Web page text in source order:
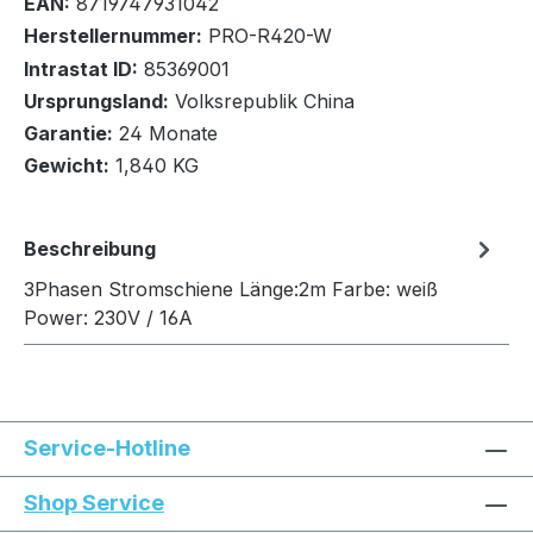
DHL Versand Überlänge bis 2m
In den Warenkorb
Herstellernummer: PRO-R420-W
Intrastat ID: 85369001
Ursprungsland: Volksrepublik China
Garantie: 24 Monate
Gewicht: 1,840 KG
Beschreibung
3Phasen Stromschiene Länge:2m Farbe: weiß
Power: 230V / 16A
Service-Hotline
Shop Service